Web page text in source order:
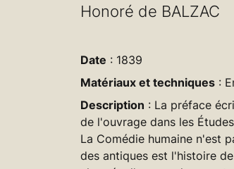
Honoré de BALZAC
Date : 1839
Matériaux et techniques :
Description : La préface
de l'ouvrage dans les
La Comédie humaine n'est
des antiques est l'histoire